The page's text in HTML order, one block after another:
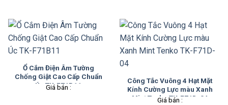
Ổ Cắm Điện Âm Tường
Chống Giật Cao Cấp Chuẩn
Úc TK-F71B11
Giá bán :
Công Tắc Vuông 4 Hạt Mặt
Kính Cường Lực màu Xanh
Mint Tenko TK-F71D-04
Giá bán :